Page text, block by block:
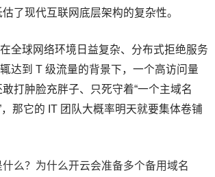
了现代互联网底层架构的复杂性。
全球网络环境日益复杂、分布式拒绝服务
达到 T 级流量的背景下，一个高访问量
打肿脸充胖子、只死守着“一个主域名
那它的 IT 团队大概率明天就要集体卷铺